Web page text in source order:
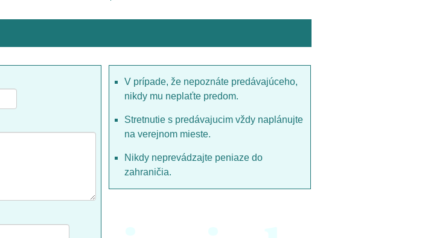
V prípade, že nepoznáte predávajúceho,
nikdy mu neplaťte predom.
Stretnutie s predávajucim vždy naplánujte
na verejnom mieste.
Nikdy neprevádzajte peniaze do
zahraničia.